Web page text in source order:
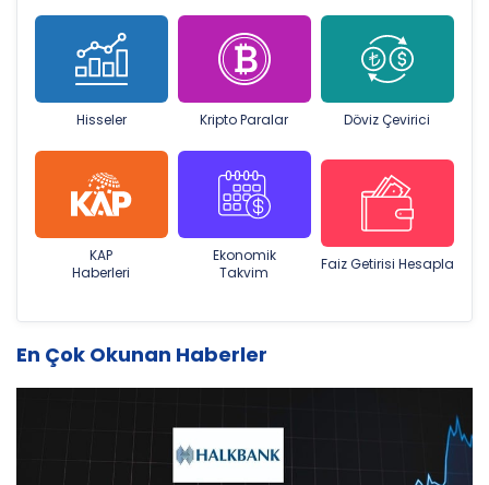
Hisseler Kripto Paralar Döviz Çevirici
KAP
Haberleri
Ekonomik
Takvim
Faiz Getirisi Hesapla
En Çok Okunan Haberler